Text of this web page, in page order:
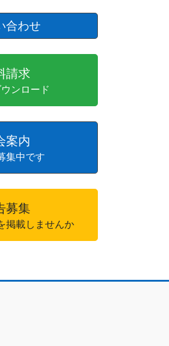
合わせ
請求
ンロード
案内
集中です
募集
掲載しませんか